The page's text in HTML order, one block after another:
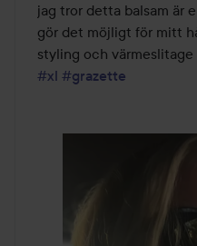
jag tror detta balsam är
gör det möjligt för mitt
#xl #grazette